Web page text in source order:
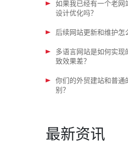
如果我已经有一个老网
设计优化吗？
后续网站更新和维护怎
多语言网站是如何实
致效果差？
你们的外贸建站和普通
别？
最新资讯